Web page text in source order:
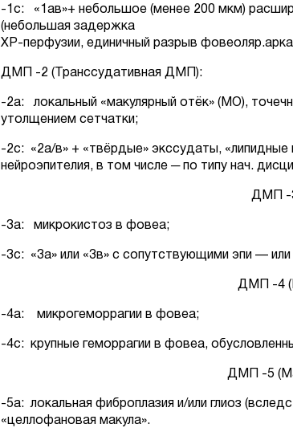
-1с: «1ав»+ небольшое (менее 200 мкм)
(небольшая задержка
ХР-перфузии, единичный разрыв
ДМП -2 (Транссудативная ДМП):
-2а: локальный «макулярный отёк» (МО),
утолщением сетчатки;
-2с: «2а/в» + «твёрдые» экссудаты, «липидные
нейроэпителия, в том числе ─ по типу нач.
ДМП -3
-3а: микрокистоз в фовеа; -
-3с: «3а» или «3в» с сопутствующими эпи —
ДМП -4
-4а: микрогеморрагии в фовеа;
-4с: крупные геморрагии в фовеа,
ДМП -5
-5а: локальная фиброплазия и/или глиоз
«целлофановая макула».